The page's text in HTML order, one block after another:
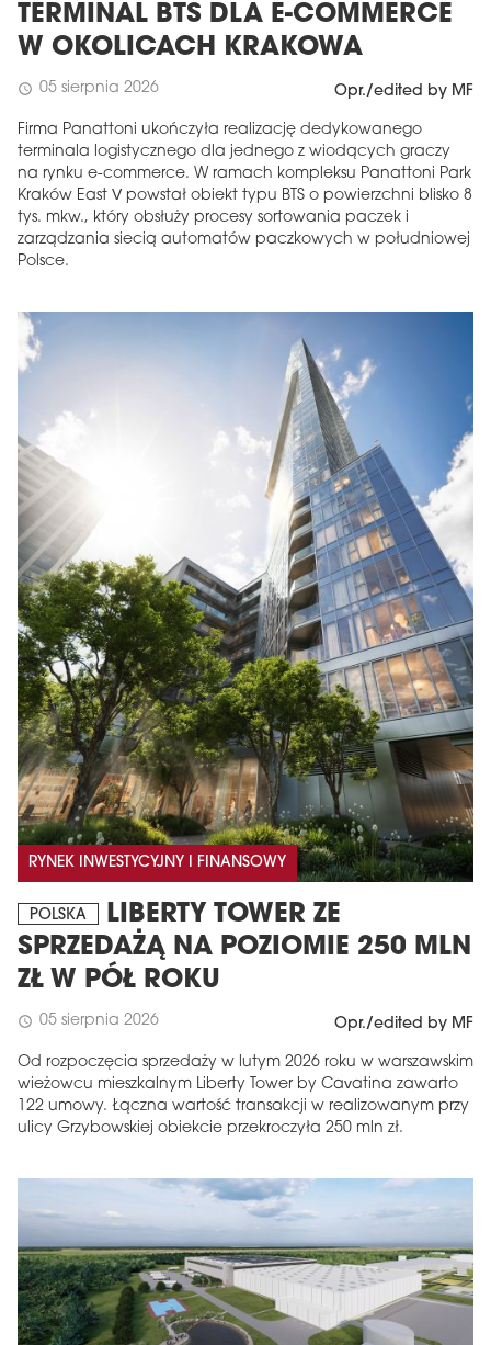
TERMINAL BTS DLA E-COMMERCE
W OKOLICACH KRAKOWA
schedule 05 sierpnia 2026 Opr./edited by MF
Firma Panattoni ukończyła realizację dedykowanego
terminala logistycznego dla jednego z wiodących graczy
na rynku e-commerce. W ramach kompleksu Panattoni Park
Kraków East V powstał obiekt typu BTS o powierzchni blisko 8
tys. mkw., który obsłuży procesy sortowania paczek i
zarządzania siecią automatów paczkowych w południowej
Polsce.
RYNEK INWESTYCYJNY I FINANSOWY
POLSKA
LIBERTY TOWER ZE
SPRZEDAŻĄ NA POZIOMIE 250 MLN
ZŁ W PÓŁ ROKU
schedule 05 sierpnia 2026 Opr./edited by MF
Od rozpoczęcia sprzedaży w lutym 2026 roku w warszawskim
wieżowcu mieszkalnym Liberty Tower by Cavatina zawarto
122 umowy. Łączna wartość transakcji w realizowanym przy
ulicy Grzybowskiej obiekcie przekroczyła 250 mln zł.